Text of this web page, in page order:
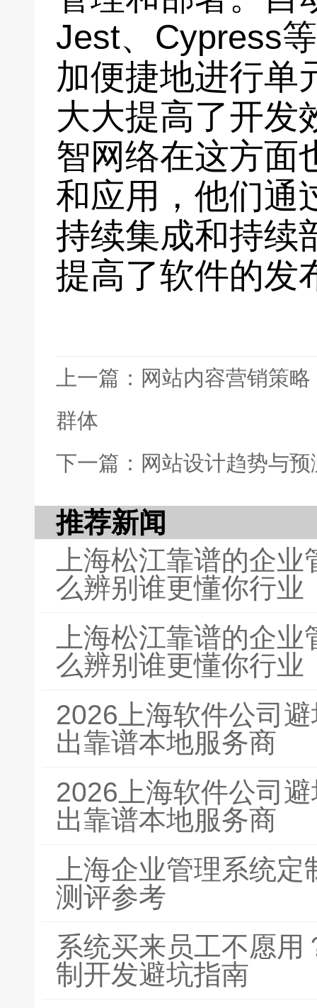
Jest、Cypress
加便捷地进行单
大大提高了开发
智网络在这方面
和应用，他们通
持续集成和持续
提高了软件的发
上一篇：网站内容营销策
群体
下一篇：网站设计趋势与
推荐新闻
上海松江靠谱的企
么辨别谁更懂你行业
上海松江靠谱的企
么辨别谁更懂你行业
2026上海软件公司
出靠谱本地服务商
2026上海软件公司
出靠谱本地服务商
上海企业管理系统
测评参考
系统买来员工不愿
制开发避坑指南